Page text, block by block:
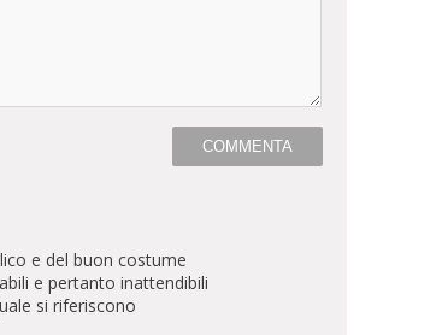
e del buon costume
e pertanto inattendibili
si riferiscono